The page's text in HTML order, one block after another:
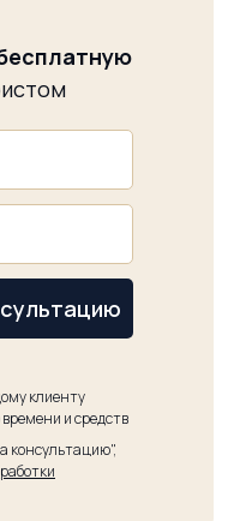
клиенту
и средств
консультацию",